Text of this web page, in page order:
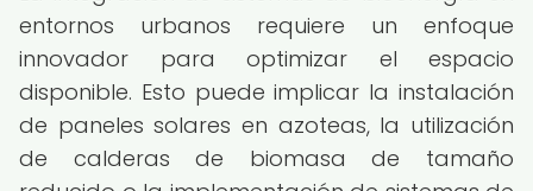
entornos urbanos requiere un enfoque
innovador para optimizar el espacio
disponible. Esto puede implicar la instalación
de paneles solares en azoteas, la utilización
de calderas de biomasa de tamaño